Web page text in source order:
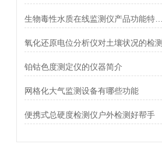
氧化还原电位分析仪对土壤状况的检测
铂钴色度测定仪的仪器简介
网格化大气监测设备有哪些功能
便携式总硬度检测仪户外检测好帮手